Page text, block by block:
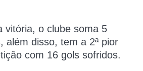
vitória, o clube soma 5
, além disso, tem a 2ª pior
com 16 gols sofridos.